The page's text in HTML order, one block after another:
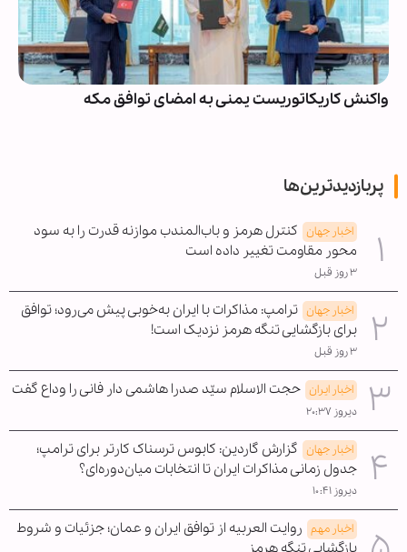
واکنش کاریکاتوریست یمنی به امضای توافق مکه
پربازدیدترین‌ها
اخبار جهان کنترل هرمز و باب‌المندب موازنه قدرت را به سود
محور مقاومت تغییر داده است
۳ روز قبل
اخبار جهان ترامپ: مذاکرات با ایران به‌خوبی پیش می‌رود؛ توافق
برای بازگشایی تنگه هرمز نزدیک است!
۳ روز قبل
اخبار ایران حجت الاسلام سیّد صدرا هاشمی دار فانی را وداع گفت
دیروز ۲۰:۳۷
اخبار جهان گزارش گاردین: کابوس ترسناک کارتر برای ترامپ؛
جدول زمانی مذاکرات ایران تا انتخابات میان‌دوره‌ای؟
دیروز ۱۰:۴۱
اخبار مهم روایت العربیه از توافق ایران و عمان؛ جزئیات و شروط